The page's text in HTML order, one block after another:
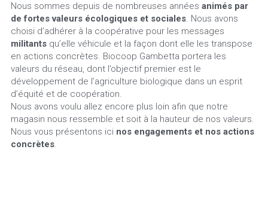
Nous sommes depuis de nombreuses années animés par
de fortes valeurs écologiques et sociales. Nous avons
militants qu’elle véhicule et la façon dont elle les transpose
en actions concrètes. Biocoop Gambetta portera les
valeurs du réseau, dont l’objectif premier est le
développement de l’agriculture biologique dans un esprit
d’équité et de coopération.
Nous avons voulu allez encore plus loin afin que notre
magasin nous ressemble et soit à la hauteur de nos valeurs.
Nous vous présentons ici nos engagements et nos actions
concrètes.